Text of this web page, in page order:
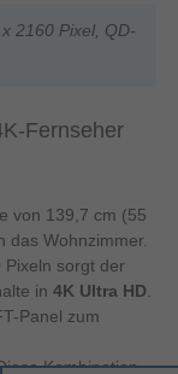
2160 Pixel, QD-
Fernseher
von 139,7 cm (55
das Wohnzimmer.
sorgt der
in 4K Ultra HD
Panel zum
Kombination